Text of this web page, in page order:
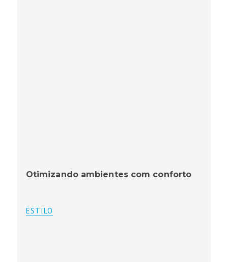
Otimizando ambientes com conforto
ESTILO